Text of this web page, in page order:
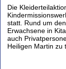
Die
statt. Rund um
Erwachsene in
auch
Heiligen Martin zu